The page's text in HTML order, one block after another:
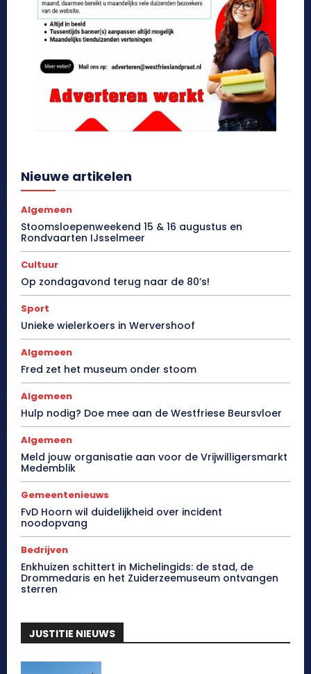
Nieuwe artikelen
Algemeen
Stoomsloepenweekend 15 & 16 augustus en
Rondvaarten IJsselmeer
Cultuur
Op zondagavond terug naar de 80’s!
Sport
Unieke wielerkoers in Wervershoof
Algemeen
Fred zet het museum onder stoom
Algemeen
Hulp nodig? Doe mee aan de Westfriese Beursvloer
Algemeen
Meld jouw organisatie aan voor de Vrijwilligersmarkt
Medemblik
Gemeentenieuws
FvD Hoorn wil duidelijkheid over incident
noodopvang
Bedrijven
Enkhuizen schittert in Michelingids: de stad, de
Drommedaris en het Zuiderzeemuseum ontvangen
sterren
JUSTITIE NIEUWS